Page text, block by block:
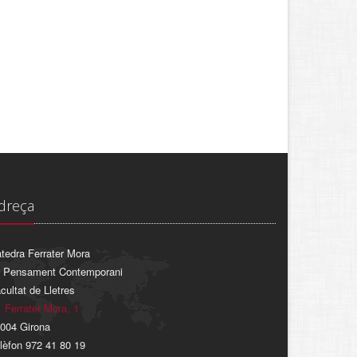
Ferrater Mora
Pensament Contemporani
de Lletres
Ferrater Mora, 1
Girona
972 41 80 19